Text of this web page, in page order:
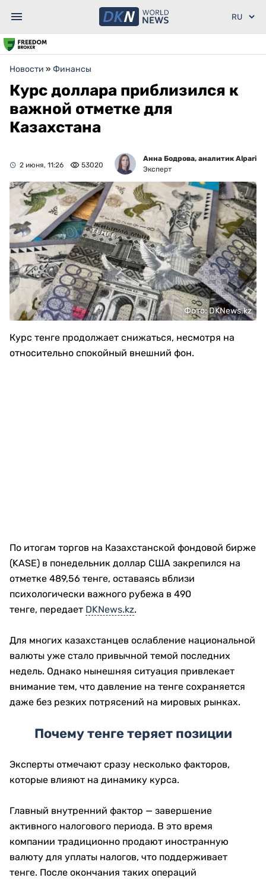
Новости » Финансы
Курс доллара приблизился к
важной отметке для
Казахстана
2 июня, 11:26 53020
Анна Бодрова, аналитик Alpari
Эксперт
Фото: DKNews.kz
Курс тенге продолжает снижаться, несмотря на
относительно спокойный внешний фон.
По итогам торгов на Казахстанской фондовой бирже
(KASE) в понедельник доллар США закрепился на
отметке 489,56 тенге, оставаясь вблизи
психологически важного рубежа в 490
тенге, передает DKNews.kz.
Для многих казахстанцев ослабление национальной
валюты уже стало привычной темой последних
недель. Однако нынешняя ситуация привлекает
внимание тем, что давление на тенге сохраняется
даже без резких потрясений на мировых рынках.
Почему тенге теряет позиции
Эксперты отмечают сразу несколько факторов,
которые влияют на динамику курса.
Главный внутренний фактор — завершение
активного налогового периода. В это время
компании традиционно продают иностранную
валюту для уплаты налогов, что поддерживает
тенге. После окончания таких операций